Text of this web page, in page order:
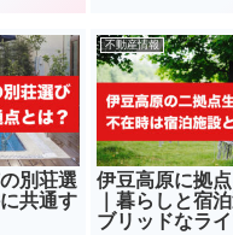
別荘選
共通す
不動産情報
伊豆高原に拠
｜暮らしと宿
ブリッドなラ